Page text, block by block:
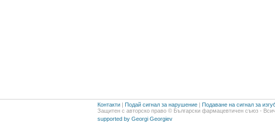
Контакти | Подай сигнал за нарушение | Подаване на сигнал за
Защитен с авторско право © Български фармацевтичен съюз -
supported by Georgi Georgiev